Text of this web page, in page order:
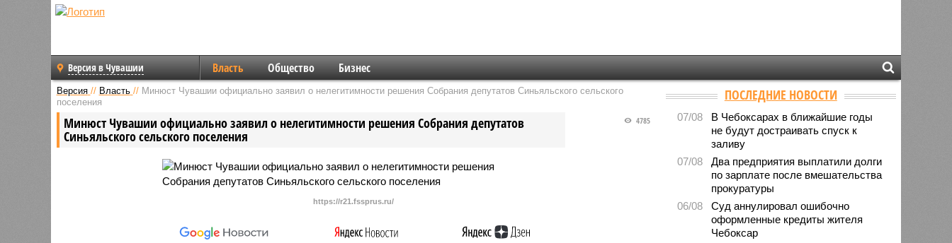
Версия в Чувашии Власть Общество Бизнес
Версия // Власть // Минюст Чувашии официально заявил о нелегитимности решения Собрания депутатов Синьяльского сельского
поселения
Минюст Чувашии официально заявил о нелегитимности решения Собрания депутатов
Синьяльского сельского поселения
4785
https://r21.fssprus.ru/
ПОСЛЕДНИЕ НОВОСТИ
07/08
В Чебоксарах в ближайшие годы
не будут достраивать спуск к
заливу
07/08
Два предприятия выплатили долги
по зарплате после вмешательства
прокуратуры
06/08
Суд аннулировал ошибочно
оформленные кредиты жителя
Чебоксар